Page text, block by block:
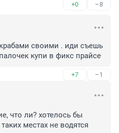
+0 –8
своими . иди съешь
купи в фикс прайсе
+7 –1
что ли? хотелось бы
местах не водятся